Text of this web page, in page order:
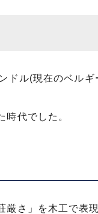
ドル(現在のベル
代でした。
さ」を木工で表